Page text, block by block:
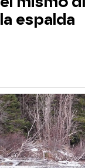
la espalda